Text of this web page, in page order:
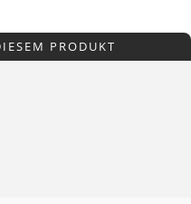
PRODUKT